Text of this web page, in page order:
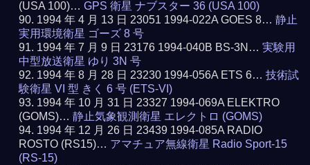
(USA 100)…GPS 衛星 ナブスター 36 (USA 100)
1994 年 4 月 13 日 23051 1994-022A GOES 8…静止
実用環境衛星 ゴーズ 8 号
1994 年 7 月 9 日 23176 1994-040B BS-3N…実験用
中型放送衛星 ゆり 3N 号
1994 年 8 月 28 日 23230 1994-056A ETS 6…技術試
験衛星 VI 型 きく 6 号 (ETS-VI)
1994 年 10 月 31 日 23327 1994-069A ELEKTRO
(GOMS)…静止気象観測衛星 エレクトロ (GOMS)
1994 年 12 月 26 日 23439 1994-085A RADIO
ROSTO (RS15)… アマチュア無線衛星 Radio Sport-15
(RS-15)